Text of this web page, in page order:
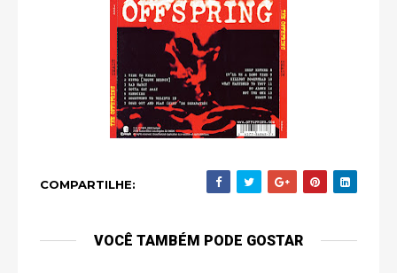
COMPARTILHE:
VOCÊ TAMBÉM PODE GOSTAR